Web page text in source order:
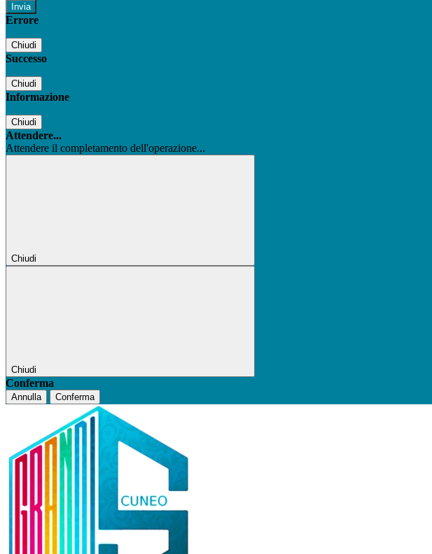
Errore
Chiudi
Successo
Chiudi
Informazione
Chiudi
Attendere...
Attendere il completamento dell'operazione...
Chiudi
Chiudi
Conferma
Annulla Conferma